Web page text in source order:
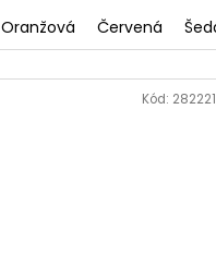
Oranžová Červená
Kód: